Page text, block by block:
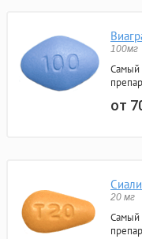
100мг
Самый
от
20 мг
Самый